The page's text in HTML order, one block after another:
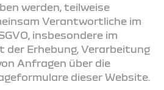
werden, teilweise
Verantwortliche im
insbesondere im
der Erhebung, Verarbeitung
Anfragen über die
dieser Website.